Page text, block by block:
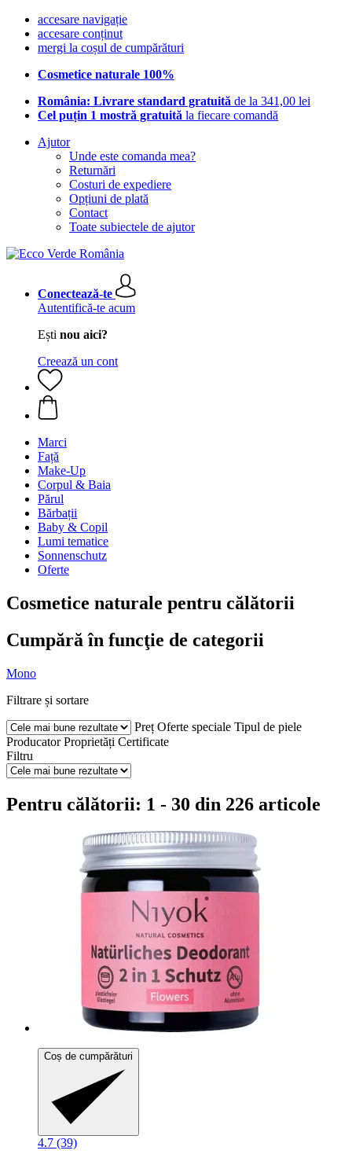
accesare navigație
accesare conținut
mergi la coșul de cumpărături
Cosmetice naturale 100%
România: Livrare standard gratuită de la 341,00 lei
Cel puțin 1 mostră gratuită la fiecare comandă
Ajutor
Unde este comanda mea?
Returnări
Costuri de expediere
Opțiuni de plată
Contact
Toate subiectele de ajutor
Conectează-te
Autentifică-te acum
Ești nou aici?
Creează un cont
Marci
Față
Make-Up
Corpul & Baia
Părul
Bărbații
Baby & Copil
Lumi tematice
Sonnenschutz
Oferte
Cosmetice naturale pentru călătorii
Cumpără în funcţie de categorii
Mono
Filtrare și sortare
Preț Oferte speciale Tipul de piele
Producator Proprietăți Certificate
Filtru
Pentru călătorii: 1 - 30 din 226 articole
Coș de cumpărături
4.7 (39)